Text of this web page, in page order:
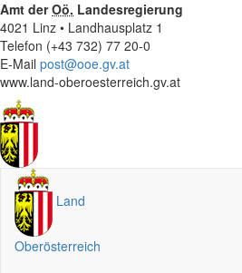
Amt derOö. Landesregierung
4021 Linz • Landhausplatz 1
Telefon (+43 732) 77 20-0
E-Mail post@ooe.gv.at
www.land-oberoesterreich.gv.at
Land
Oberösterreich